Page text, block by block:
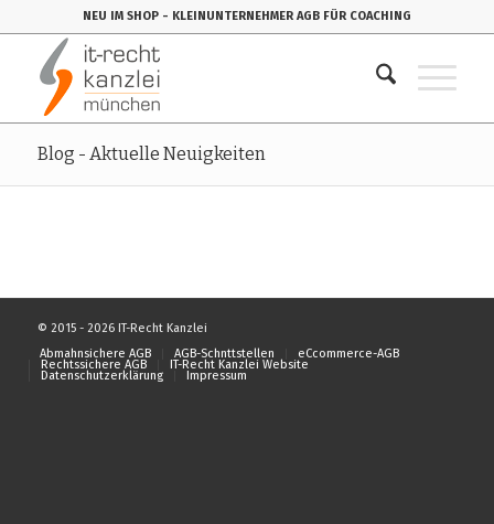
NEU IM SHOP - KLEINUNTERNEHMER AGB FÜR COACHING
Blog - Aktuelle Neuigkeiten
© 2015 - 2026 IT-Recht Kanzlei
Abmahnsichere AGB
AGB-Schnttstellen eCcommerce-AGB
Rechtssichere AGB IT-Recht Kanzlei Website
Datenschutzerklärung Impressum